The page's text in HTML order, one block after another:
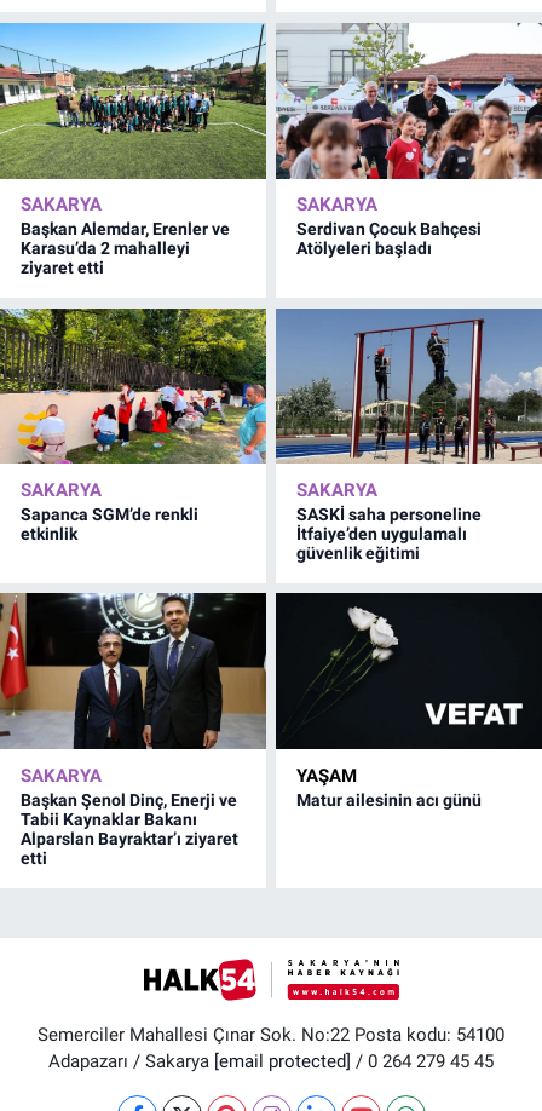
SAKARYA
Başkan Alemdar, Erenler ve
Karasu’da 2 mahalleyi
ziyaret etti
SAKARYA
Serdivan Çocuk Bahçesi
Atölyeleri başladı
SAKARYA
Sapanca SGM’de renkli
etkinlik
SAKARYA
SASKİ saha personeline
İtfaiye’den uygulamalı
güvenlik eğitimi
SAKARYA
Başkan Şenol Dinç, Enerji ve
Tabii Kaynaklar Bakanı
Alparslan Bayraktar’ı ziyaret
etti
YAŞAM
Matur ailesinin acı günü
Semerciler Mahallesi Çınar Sok. No:22 Posta kodu: 54100
Adapazarı / Sakarya [email protected] / 0 264 279 45 45